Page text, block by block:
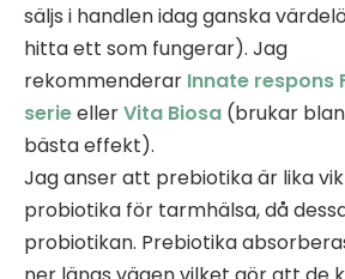
säljs i handlen idag ganska
hitta ett som fungerar). Jag
rekommenderar Innate respons
serieellerVita Biosa (brukar
bästa effekt).
Jag anser att prebiotika är lika
probiotika för tarmhälsa, då
probiotikan. Prebiotika